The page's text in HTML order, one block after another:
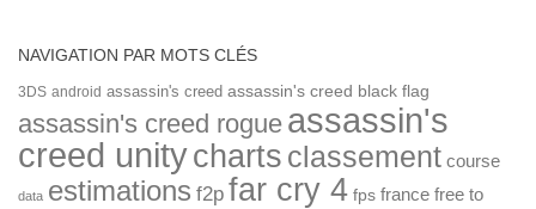
NAVIGATION PAR MOTS CLÉS
3DS android assassin's creed assassin's creed black flag
assassin's creed rogue assassin's
creed unitycharts classement course
data estimations f2p far cry 4 fps france free to